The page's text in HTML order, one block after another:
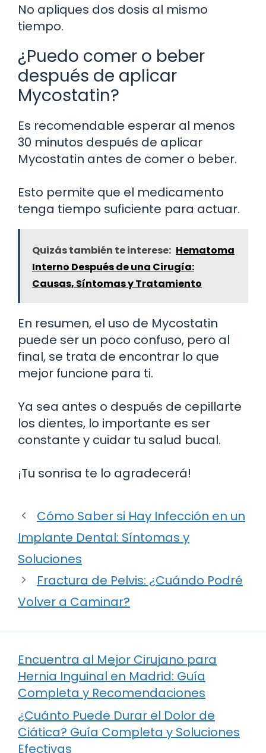
No apliques dos dosis al mismo
tiempo.
¿Puedo comer o beber
después de aplicar
Mycostatin?
Es recomendable esperar al menos
30 minutos después de aplicar
Mycostatin antes de comer o beber.
Esto permite que el medicamento
tenga tiempo suficiente para actuar.
Quizás también te interese: Hematoma
Interno Después de una Cirugía:
Causas, Síntomas y Tratamiento
En resumen, el uso de Mycostatin
puede ser un poco confuso, pero al
final, se trata de encontrar lo que
mejor funcione para ti.
Ya sea antes o después de cepillarte
los dientes, lo importante es ser
constante y cuidar tu salud bucal.
¡Tu sonrisa te lo agradecerá!
Cómo Saber si Hay Infección en un
Implante Dental: Síntomas y
Soluciones
Fractura de Pelvis: ¿Cuándo Podré
Volver a Caminar?
Encuentra al Mejor Cirujano para
Hernia Inguinal en Madrid: Guía
Completa y Recomendaciones
¿Cuánto Puede Durar el Dolor de
Ciática? Guía Completa y Soluciones
Efectivas